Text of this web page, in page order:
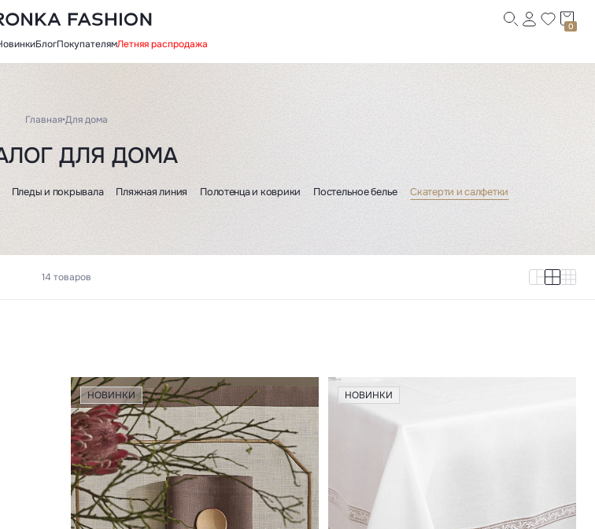
0
БлогПокупателямЛетняя распродажа
Главная•Для дома
ДЛЯ ДОМА
Пледы и покрывала Пляжная линия Полотенца и коврики Постельное белье Скатерти и салфетки
14 товаров
НОВИНКИ НОВИНКИ